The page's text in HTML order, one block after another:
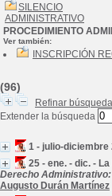
SILENCIO
ADMINISTRATIVO
PROCEDIMIENTO
Ver también:
INSCRIPCIÓN
(96)
Refinar búsqueda
Extender la búsqueda
1 - julio-diciembre
25 - ene. - dic. -
Derecho
Augusto Durán Martínez